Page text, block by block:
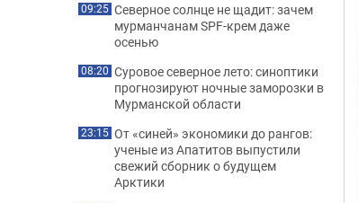
09:25 Северное солнце не щадит: зачем
мурманчанам SPF-крем даже
осенью
08:20 Суровое северное лето: синоптики
прогнозируют ночные заморозки в
Мурманской области
23:15 От «синей» экономики до рангов:
ученые из Апатитов выпустили
свежий сборник о будущем
Арктики